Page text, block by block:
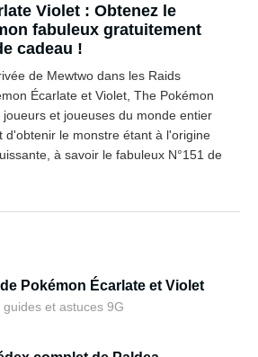
Violet : Obtenez le
fabuleux gratuitement
cadeau !
de Mewtwo dans les Raids
Écarlate et Violet, The Pokémon
et joueuses du monde entier
d'obtenir le monstre étant à l'origine
à savoir le fabuleux N°151 de
Pokémon Écarlate et Violet
guides et astuces 9G